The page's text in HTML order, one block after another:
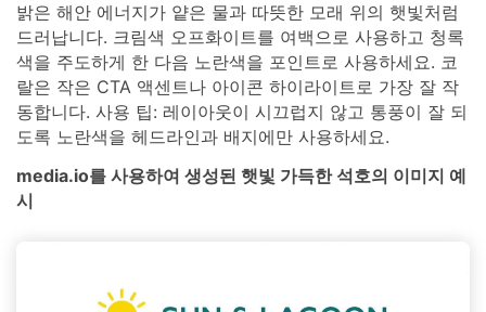
밝은 해안 에너지가 얕은 물과 따뜻한 모래 위의 햇빛처럼
드러납니다. 크림색 오프화이트를 여백으로 사용하고 청록
색을 주도하게 한 다음 노란색을 포인트로 사용하세요. 코
랄은 작은 CTA 액센트나 아이콘 하이라이트로 가장 잘 작
동합니다. 사용 팁: 레이아웃이 시끄럽지 않고 통풍이 잘 되
도록 노란색을 헤드라인과 배지에만 사용하세요.
media.io를 사용하여 생성된 햇빛 가득한 석호의 이미지 예
시